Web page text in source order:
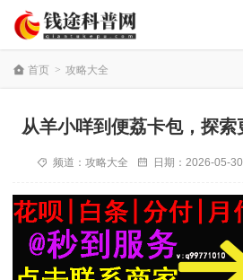
首页 > 攻略大全
从羊小咩到便荔卡包，探
频道： 攻略大全 日期： 2026-05-